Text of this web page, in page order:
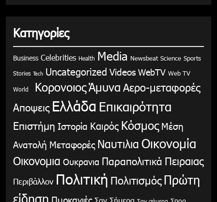
Κατηγορίες
Business Celebrities Health Media Newsbeat Science Sports
Stories Tech Uncategorized Videos WebTV Web TV
World ΚορονοιοςΆμυνα Αερο-μεταφορές
Αποψεις Ελλάδα Επικαιρότητα
Επιστήμη Ιστορία Καιρός Κόσμος Μέση
Ανατολή Μεταφορές Ναυτιλια Οικονομία
Οικονομια Ουκρανια Παραπολιτικά Πειραιας
Περιβάλλον Πολιτική Πολιτισμός Πρώτη
είδηση Πυρκαγιές